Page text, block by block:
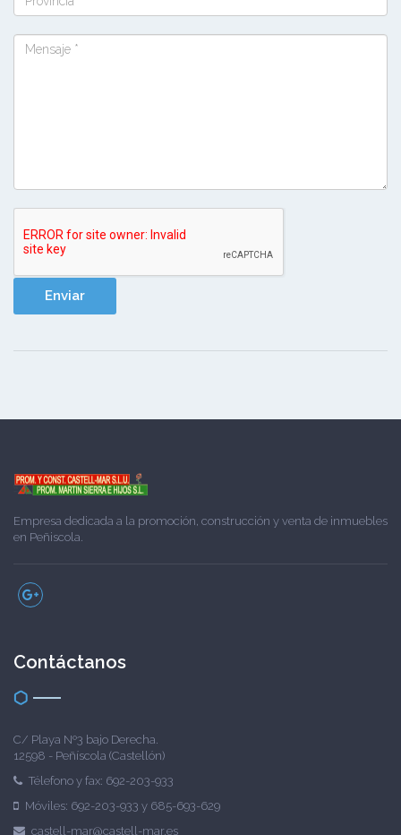
Empresa dedicada a la promoción, construcción y venta de inmuebles
en Peñiscola.
Contáctanos
C/ Playa Nº3 bajo Derecha.
12598 - Peñíscola (Castellón)
Télefono y fax: 692-203-933
Móviles: 692-203-933 y 685-693-629
castell-mar@castell-mar.es